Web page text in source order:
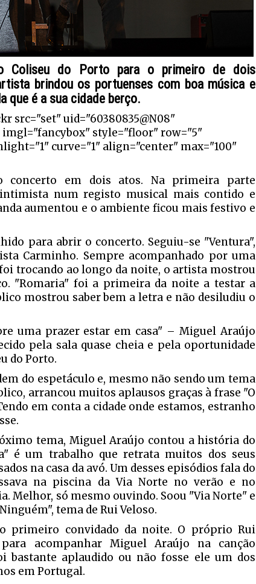
Coliseu do Porto para o primeiro de dois
brindou os portuenses com boa música e
que é a sua cidade berço.
uid="60380835@N08"
imgl="fancybox" style="floor" row="5"
curve="1" align="center" max="100"
concerto em dois atos. Na primeira parte
num registo musical mais contido e
aumentou e o ambiente ficou mais festivo e
para abrir o concerto. Seguiu-se "Ventura",
Carminho. Sempre acompanhado por uma
trocando ao longo da noite, o artista mostrou
"Romaria" foi a primeira da noite a testar a
mostrou saber bem a letra e não desiludiu o
uma prazer estar em casa" – Miguel Araújo
pela sala quase cheia e pela oportunidade
do Porto.
do espetáculo e, mesmo não sendo um tema
arrancou muitos aplausos graças à frase "O
em conta a cidade onde estamos, estranho
tema, Miguel Araújo contou a história do
é um trabalho que retrata muitos dos seus
na casa da avó. Um desses episódios fala do
na piscina da Via Norte no verão e no
Melhor, só mesmo ouvindo. Soou "Via Norte" e
tema de Rui Veloso.
primeiro convidado da noite. O próprio Rui
acompanhar Miguel Araújo na canção
bastante aplaudido ou não fosse ele um dos
em Portugal.